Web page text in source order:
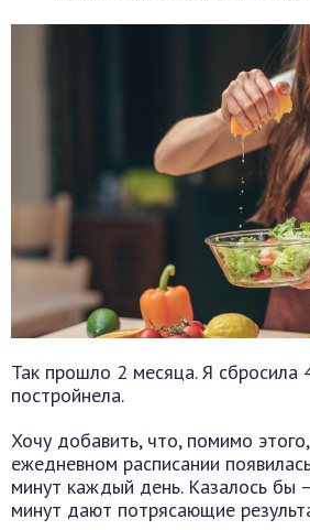
Так прошло 2 месяца. Я сбросила
постройнела.
Хочу добавить, что, помимо
ежедневном расписании
минут каждый день. Казалось бы
минут дают потрясающие